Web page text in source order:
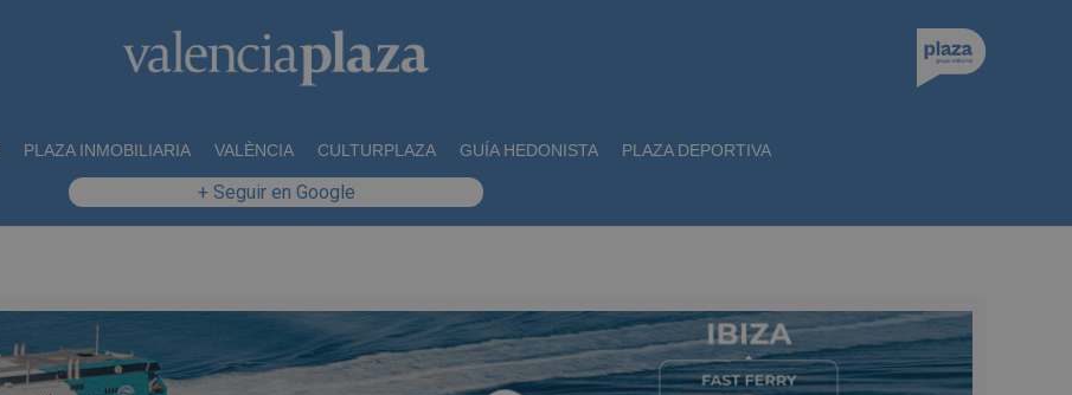
PLAZA INMOBILIARIA VALÈNCIA CULTURPLAZA GUÍA HEDONISTA PLAZA DEPORTIVA
+ Seguir en Google